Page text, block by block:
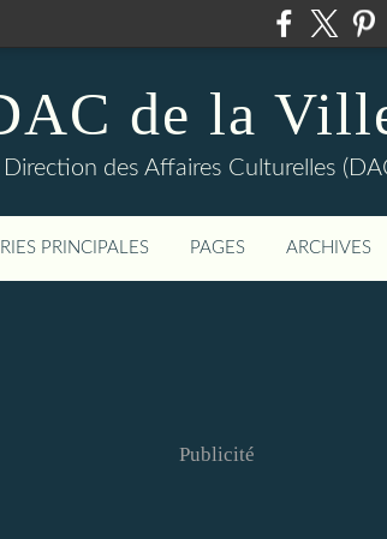
de la
Direction des Affaires Culturelles
PRINCIPALES PAGES ARCHIVES
Publicité